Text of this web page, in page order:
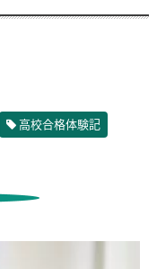
高校合格体験記